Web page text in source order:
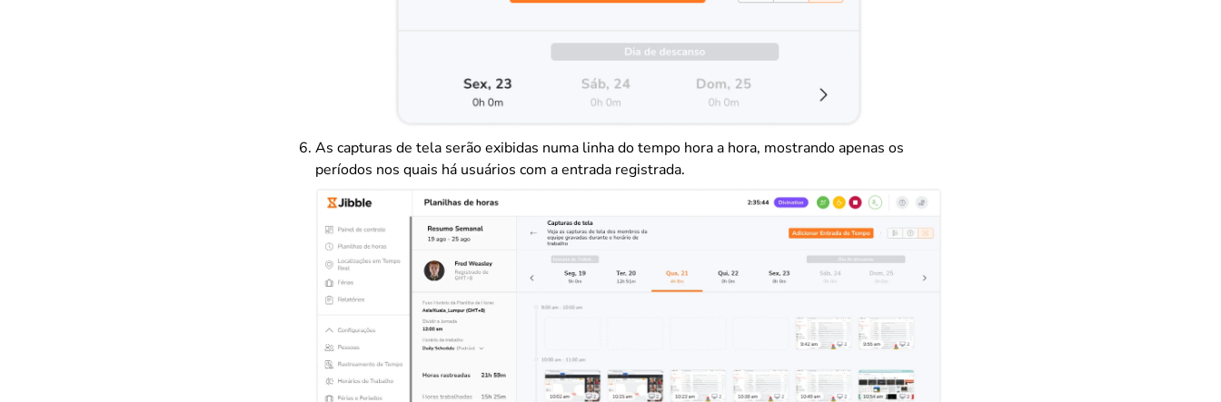
As capturas de tela serão exibidas numa linha do tempo hora a hora, mostrando apenas os
períodos nos quais há usuários com a entrada registrada.